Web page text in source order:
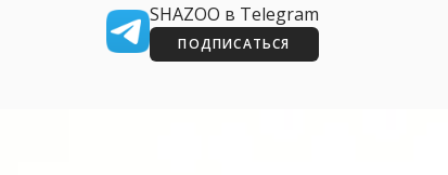
SHAZOO в Telegram
ПОДПИСАТЬСЯ